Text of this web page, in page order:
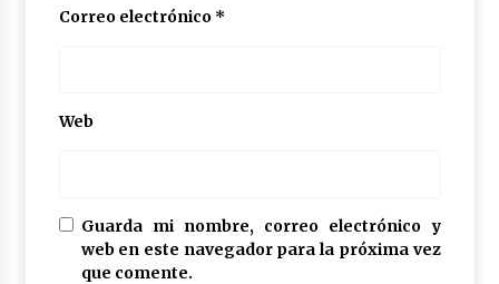
Correo electrónico *
Web
Guarda mi nombre, correo electrónico y
web en este navegador para la próxima vez
que comente.